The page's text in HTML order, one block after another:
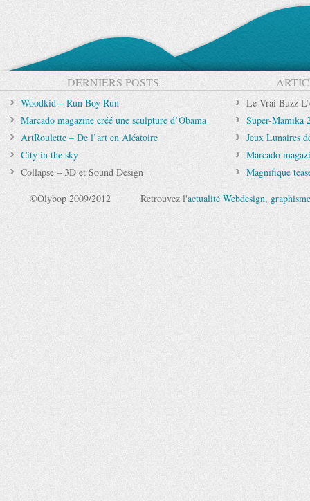
DERNIERS POSTS
Woodkid – Run Boy Run
Marcado magazine créé une sculpture d’Obama
ArtRoulette – De l’art en Aléatoire
City in the sky
Collapse – 3D et Sound Design
Le Vrai Buzz
Super-Mamika
Jeux Lunaires
Marcado
Magnifique
©Olybop 2009/2012
Retrouvez l'actualité Webdesign, graphisme